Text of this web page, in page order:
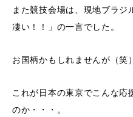
また競技会場は、現地ブラ
凄い！！」の一言でした。
お国柄かもしれませんが（笑）
これが日本の東京でこんな応
のか・・・。